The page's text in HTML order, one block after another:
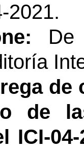
2021.
de
de
ICI-